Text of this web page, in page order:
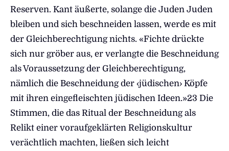
Reserven. Kant äußerte, solange die Juden Juden
bleiben und sich beschneiden lassen, werde es mit
der Gleichberechtigung nichts. «Fichte drückte
sich nur gröber aus, er verlangte die Beschneidung
als Voraussetzung der Gleichberechtigung,
nämlich die Beschneidung der ‹jüdischen› Köpfe
mit ihren eingefleischten jüdischen Ideen.»23 Die
Stimmen, die das Ritual der Beschneidung als
Relikt einer voraufgeklärten Religionskultur
verächtlich machten, ließen sich leicht